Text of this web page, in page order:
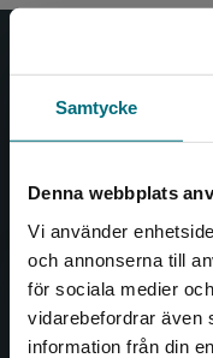
Samtycke
Denna webbplats
Vi använder
och annonserna till
för sociala medier
vidarebefordrar även
information från din
Nypon och Vilja
Nypon och Vilja
såväl barn som vuxna.
Nypon och Vilja
Kontakta oss
Kontakta oss